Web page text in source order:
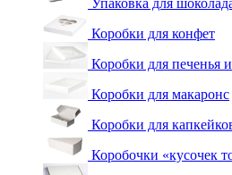
Упаковка для
Коробки для конфет
Коробки для печенья
Коробки для макаронс
Коробки для
Коробочки «кусочек